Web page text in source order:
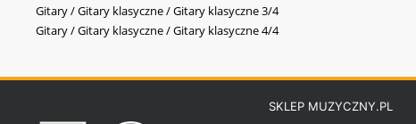
Gitary / Gitary klasyczne / Gitary klasyczne 3/4
Gitary / Gitary klasyczne / Gitary klasyczne 4/4
SKLEP MUZYCZNY.PL